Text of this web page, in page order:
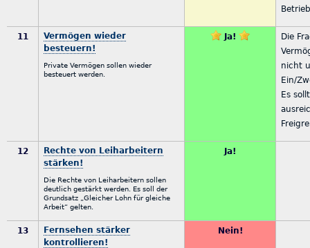
11
Vermögen wieder
besteuern!
Private Vermögen sollen wieder
besteuert werden.
Ja!
Die
nicht
Ein/
Es
12
Rechte von Leiharbeitern
stärken!
Die Rechte von Leiharbeitern sollen
deutlich gestärkt werden. Es soll der
Grundsatz „Gleicher Lohn für gleiche
Arbeit“ gelten.
Ja!
13
Fernsehen stärker
kontrollieren!
Nein!